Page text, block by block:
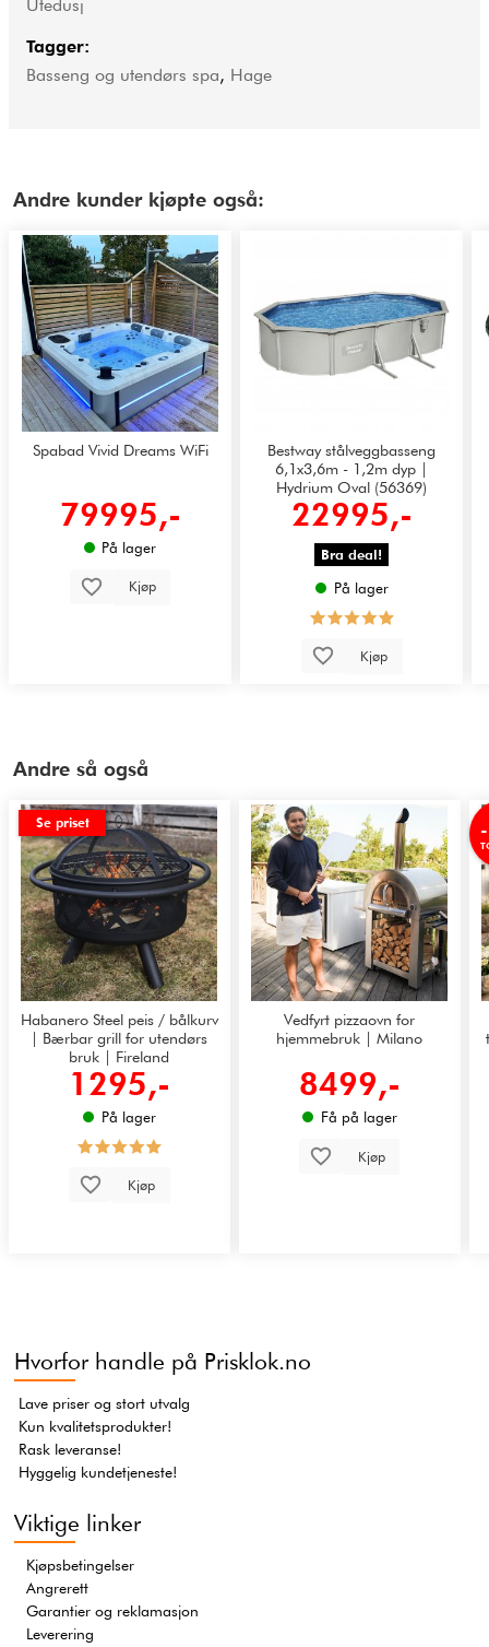
Utedusj
Tagger:
Basseng og utendørs spa, Hage
Andre kunder kjøpte også:
Spabad Vivid Dreams WiFi
79995,-
På lager
Kjøp
Bestway stålveggbasseng
6,1x3,6m - 1,2m dyp |
Hydrium Oval (56369)
22995,-
Bra deal!
På lager
Kjøp
Andre så også
Se priset
Habanero Steel peis / bålkurv
| Bærbar grill for utendørs
bruk | Fireland
1295,-
På lager
Kjøp
Vedfyrt pizzaovn for
hjemmebruk | Milano
8499,-
Få på lager
Kjøp
Hvorfor handle på Prisklok.no
Lave priser og stort utvalg
Kun kvalitetsprodukter!
Rask leveranse!
Hyggelig kundetjeneste!
Viktige linker
Kjøpsbetingelser
Angrerett
Garantier og reklamasjon
Leverering